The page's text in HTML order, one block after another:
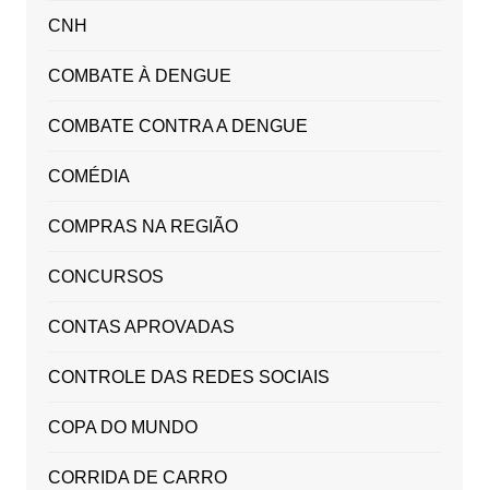
CNH
COMBATE À DENGUE
COMBATE CONTRA A DENGUE
COMÉDIA
COMPRAS NA REGIÃO
CONCURSOS
CONTAS APROVADAS
CONTROLE DAS REDES SOCIAIS
COPA DO MUNDO
CORRIDA DE CARRO